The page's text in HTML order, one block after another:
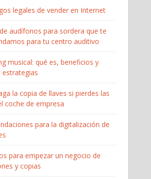
legales de vender en Internet
audífonos para sordera que te
para tu centro auditivo
musical: qué es, beneficios y
la copia de llaves si pierdes las
coche de empresa
para la digitalización de
para empezar un negocio de
y copias